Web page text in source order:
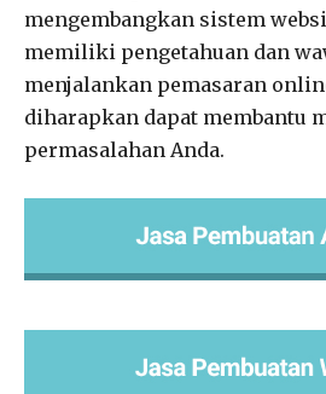
mengembangkan sistem
memiliki pengetahuan dan
menjalankan pemasaran
diharapkan dapat membantu
permasalahan Anda.